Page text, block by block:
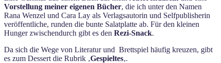
Vorstellung meiner eigenen Bücher, die ich unter den Namen
Rana Wenzel und Cara Lay als Verlagsautorin und Selfpublisherin
veröffentliche, runden die bunte Salatplatte ab. Für den kleinen
Hunger zwischendurch gibt es den Rezi-Snack.
Da sich die Wege von Literatur und Brettspiel häufig kreuzen, gibt
es zum Dessert die Rubrik ‚Gespieltes‚.